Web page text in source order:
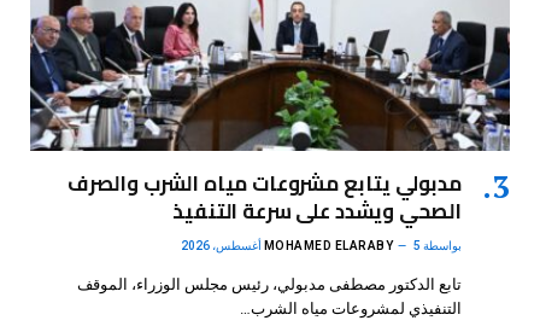
مدبولي يتابع مشروعات مياه الشرب والصرف
الصحي ويشدد على سرعة التنفيذ
بواسطة MOHAMED ELARABY 5 أغسطس، 2026
تابع الدكتور مصطفى مدبولي، رئيس مجلس الوزراء، الموقف
التنفيذي لمشروعات مياه الشرب…